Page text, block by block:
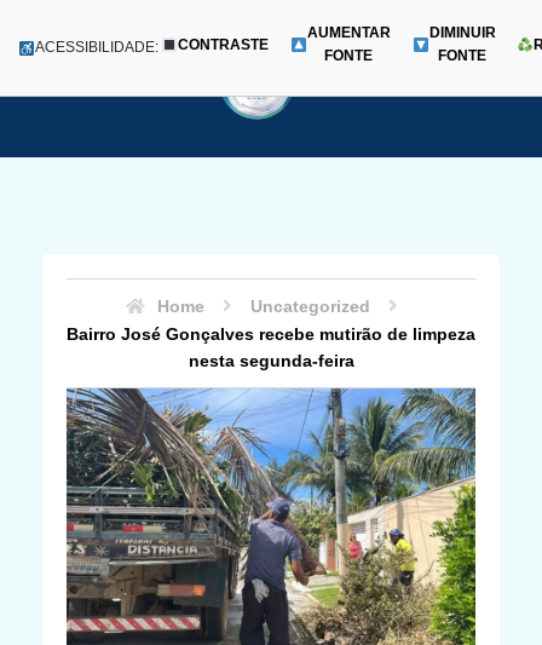
para
Menu
ACESSIBILIDADE: CONTRASTE
AUMENTAR
FONTE
DIMINUIR
FONTE
Home
Uncategorized
Bairro José Gonçalves recebe mutirão de limpeza
nesta segunda-feira